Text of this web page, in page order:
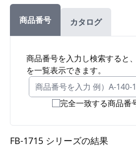
FB・B
ファスナー・ラッチ錠・キ
辺機器
電気錠・インターロック
L・LE
S
キャスター・アジャスター
サポート・お問合せ
商品番号 カタログ
商品番号を入力し検索すると
を一覧表示できます。
完全一致する商品番
FB-1715 シリーズの結果